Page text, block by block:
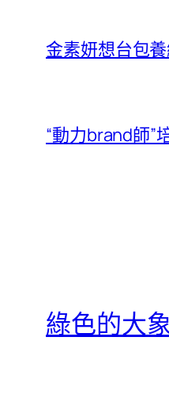
金素妍想台包養
“動力brand師”
綠色的大